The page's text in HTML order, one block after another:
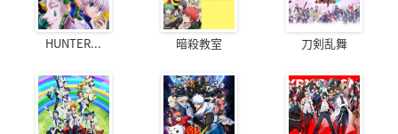
HUNTER... 暗殺教室 刀剣乱舞